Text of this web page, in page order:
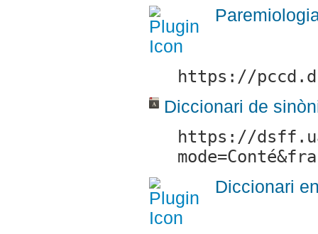
https://
Diccionari de
https://
Diccionari